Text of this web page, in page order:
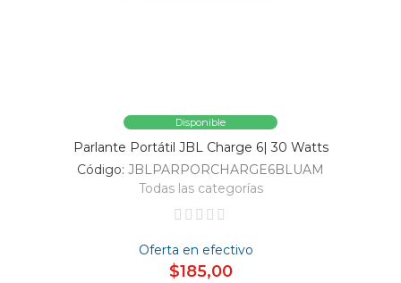
Disponible
Parlante Portátil JBL Charge 6| 30 Watts
Código: JBLPARPORCHARGE6BLUAM
Todas las categorías
Oferta en efectivo
$185,00